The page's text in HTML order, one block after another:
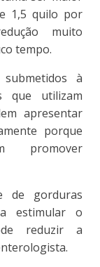
1,5 quilo por
muito
tempo.
à
que utilizam
apresentar
porque
promover
de gorduras
estimular o
reduzir a